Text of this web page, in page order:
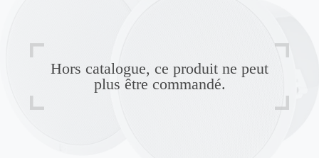
Hors catalogue, ce produit ne peut
plus être commandé.